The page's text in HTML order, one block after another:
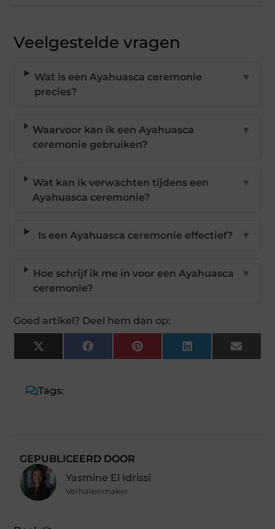
Veelgestelde vragen
Wat is een Ayahuasca ceremonie
precies?
▼
Waarvoor kan ik een Ayahuasca
ceremonie gebruiken?
▼
Wat kan ik verwachten tijdens een
Ayahuasca ceremonie?
▼
Is een Ayahuasca ceremonie effectief? ▼
Hoe schrijf ik me in voor een Ayahuasca
ceremonie?
▼
Goed artikel? Deel hem dan op:
X
(Twitter)
FacebookPinterestLinkedIn Email
Tags:
GEPUBLICEERD DOOR
Yasmine El Idrissi
Verhalenmaker